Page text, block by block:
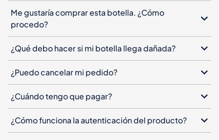
Me gustaría comprar esta botella. ¿Cómo
procedo?
¿Qué debo hacer si mi botella llega dañada?
¿Puedo cancelar mi pedido?
¿Cuándo tengo que pagar?
¿Cómo funciona la autenticación del producto?